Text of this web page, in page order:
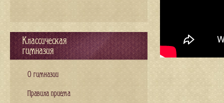
Классическая
гимназия
О гимназии
Правила приема